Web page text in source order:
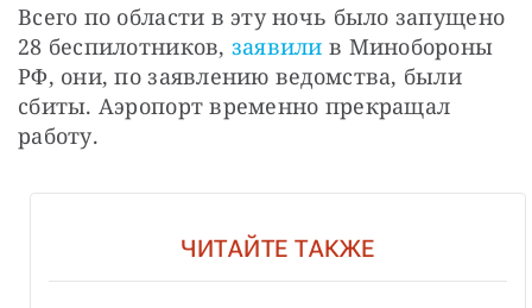
Всего по области в эту ночь было запущено
28 беспилотников, заявили в Минобороны
РФ, они, по заявлению ведомства, были
сбиты. Аэропорт временно прекращал
работу.
ЧИТАЙТЕ ТАКЖЕ